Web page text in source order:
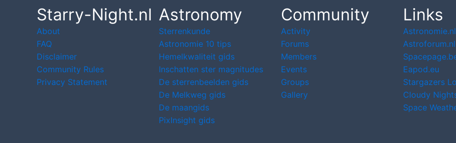
Starry-Night.nl
About
FAQ
Disclaimer
Community Rules
Privacy Statement
Astronomy
Sterrenkunde
Astronomie 10 tips
Hemelkwaliteit gids
Inschatten ster magnitudes
De sterrenbeelden gids
De Melkweg gids
De maangids
PixInsight gids
Community
Activity
Forums
Members
Events
Groups
Gallery
Links
Astronomie.nl
Astroforum.nl
Eapod.eu
Stargazers
Cloudy
Space